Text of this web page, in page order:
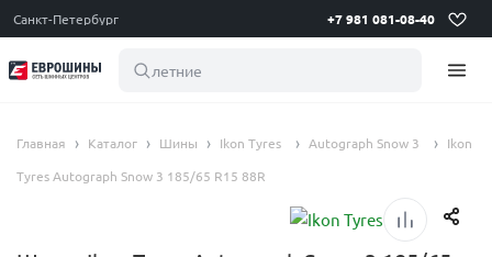
Санкт-Петербург +7 981 081-08-40
летние шины 1
Главная Каталог Шины Ikon Tyres Autograph Snow 3
Ikon
Tyres Autograph Snow 3 185/65 R15 88R